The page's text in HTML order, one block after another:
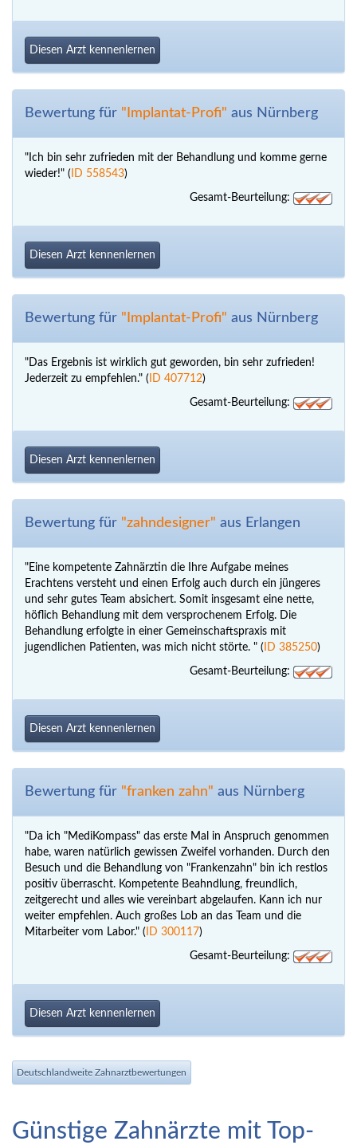
Diesen Arzt kennenlernen
Bewertung für "Implantat-Profi" aus Nürnberg
"Ich bin sehr zufrieden mit der Behandlung und komme gerne
wieder!" ( ID 558543)
Gesamt-Beurteilung:
Diesen Arzt kennenlernen
Bewertung für "Implantat-Profi" aus Nürnberg
"Das Ergebnis ist wirklich gut geworden, bin sehr zufrieden!
Jederzeit zu empfehlen." ( ID 407712)
Gesamt-Beurteilung:
Diesen Arzt kennenlernen
Bewertung für "zahndesigner" aus Erlangen
"Eine kompetente Zahnärztin die Ihre Aufgabe meines
Erachtens versteht und einen Erfolg auch durch ein jüngeres
und sehr gutes Team absichert. Somit insgesamt eine nette,
höflich Behandlung mit dem versprochenem Erfolg. Die
Behandlung erfolgte in einer Gemeinschaftspraxis mit
jugendlichen Patienten, was mich nicht störte. " ( ID 385250)
Gesamt-Beurteilung:
Diesen Arzt kennenlernen
Bewertung für "franken zahn" aus Nürnberg
"Da ich "MediKompass" das erste Mal in Anspruch genommen
habe, waren natürlich gewissen Zweifel vorhanden. Durch den
Besuch und die Behandlung von "Frankenzahn" bin ich restlos
positiv überrascht. Kompetente Beahndlung, freundlich,
zeitgerecht und alles wie vereinbart abgelaufen. Kann ich nur
weiter empfehlen. Auch großes Lob an das Team und die
Mitarbeiter vom Labor." ( ID 300117)
Gesamt-Beurteilung:
Diesen Arzt kennenlernen
Deutschlandweite Zahnarztbewertungen
Günstige Zahnärzte mit Top-